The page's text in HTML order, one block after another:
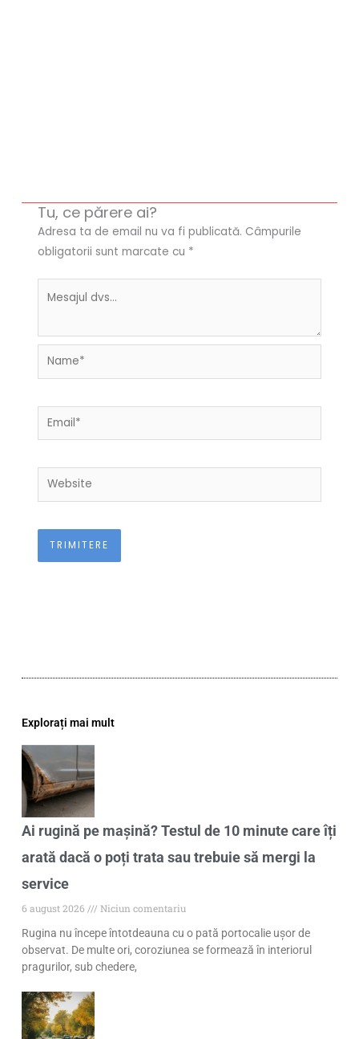
Tu, ce părere ai?
Adresa ta de email nu va fi publicată. Câmpurile
obligatorii sunt marcate cu *
Name*
Email*
Website
Explorați mai mult
Ai rugină pe mașină? Testul de 10 minute care îți
arată dacă o poți trata sau trebuie să mergi la
service
6 august 2026
Niciun comentariu
Rugina nu începe întotdeauna cu o pată portocalie ușor de
observat. De multe ori, coroziunea se formează în interiorul
pragurilor, sub chedere,